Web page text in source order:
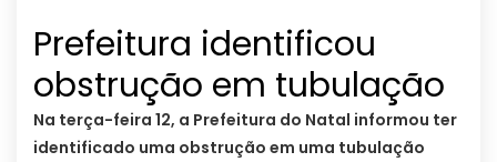
Prefeitura identificou
obstrução em tubulação
Na terça-feira 12, a Prefeitura do Natal informou ter
identificado uma obstrução em uma tubulação